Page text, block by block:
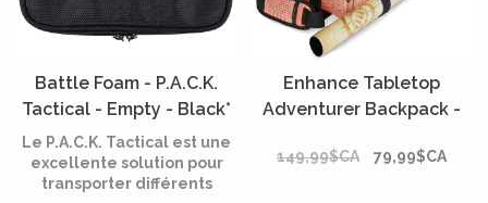
Battle Foam - P.A.C.K.
Tactical - Empty - Black*
Le P.A.C.K. Tactical est une
excellente solution pour
transporter différents
Enhance Tabletop
Adventurer Backpack -
149,99$CA 79,99$CA